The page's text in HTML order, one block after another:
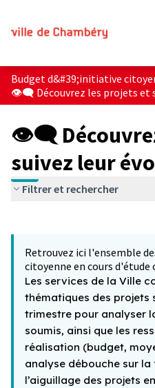
Budget d&#39;initiative
👁‍🗨 Découvrez les projets et
👁‍🗨
suivez leur
Filtrer et rechercher
−
Retrouvez ici l'ensemble
citoyenne en cours d'étude
Les services de la Ville
thématiques des projets
trimestre pour analyser
soumis, ainsi que les
réalisation (budget,
analyse débouche sur
l’aiguillage des projets